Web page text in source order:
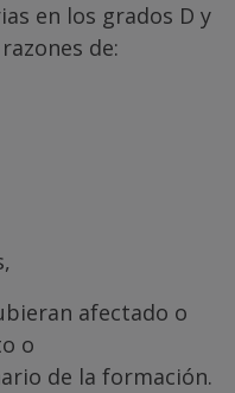
en los grados D y
de:
afectado o
o
de la formación.